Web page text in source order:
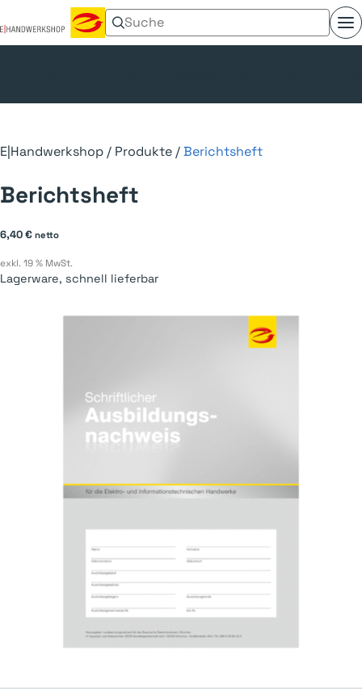
Suchen nach:
E|Handwerkshop / Produkte /Berichtsheft
Berichtsheft
6,40€ netto
exkl. 19 % MwSt.
Lagerware, schnell lieferbar